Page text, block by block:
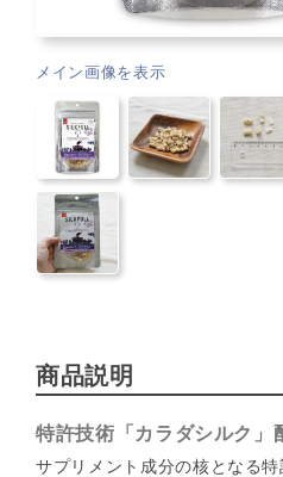
メイン画像を表示
商品説明
特許技術「カラダシルク」
サプリメント成分の核となる